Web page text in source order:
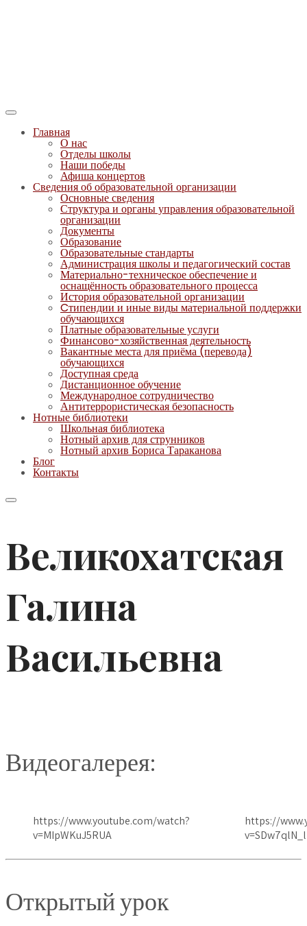
Главная
О нас
Отделы школы
Наши победы
Афиша концертов
Сведения об образовательной организации
Основные сведения
Структура и органы управления образовательной
организации
Документы
Образование
Образовательные стандарты
Администрация школы и педагогический состав
Материально-техническое обеспечение и
оснащённость образовательного процесса
История образовательной организации
Cтипендии и иные виды материальной поддержки
обучающихся
Платные образовательные услуги
Финансово-хозяйственная деятельность
Вакантные места для приёма (перевода)
обучающихся
Доступная среда
Дистанционное обучение
Международное сотрудничество
Антитеррористическая безопасность
Нотные библиотеки
Школьная библиотека
Нотный архив для струнников
Нотный архив Бориса Тараканова
Блог
Контакты
Великохатская
Галина
Васильевна
Видеогалерея:
https://www.youtube.com/watch?
v=MIpWKuJ5RUA
https://
Открытый урок